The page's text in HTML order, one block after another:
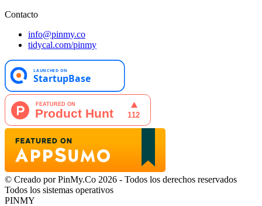
Contacto
info@pinmy.co
tidycal.com/pinmy
© Creado por PinMy.Co 2026 - Todos los derechos reservados
Todos los sistemas operativos
PINMY